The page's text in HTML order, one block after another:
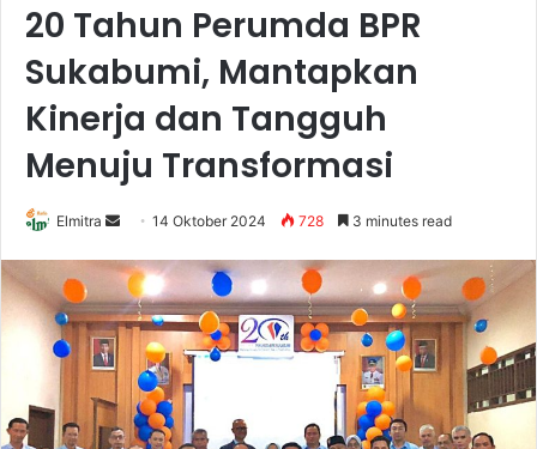
20 Tahun Perumda BPR
Sukabumi, Mantapkan
Kinerja dan Tangguh
Menuju Transformasi
Elmitra
Send
email
14 Oktober 2024 728 3 minutes read